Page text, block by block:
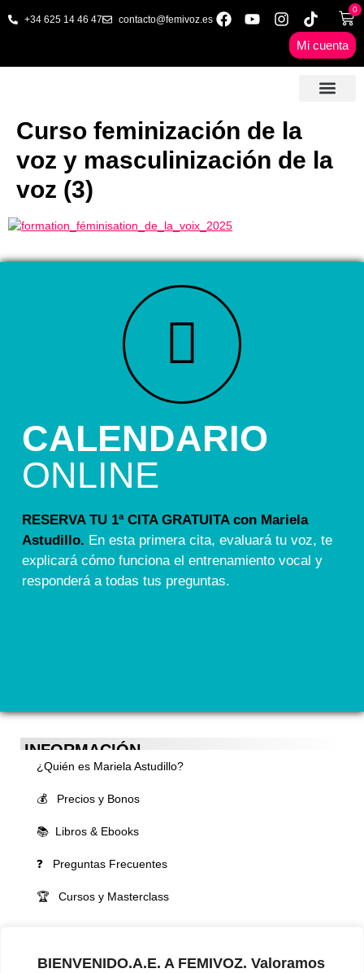
BIENVENIDO.A.E. A FEMIVOZ. Valoramos
+34 625 14 46 47 contacto@femivoz.es
0
Mi cuenta
Curso feminización de la
voz y masculinización de la
voz (3)
CALENDARIO
ONLINE
RESERVA TU 1ª CITA GRATUITA con Mariela
Astudillo. En esta primera cita, evaluará tu voz, te
explicará cómo funciona el entrenamiento vocal y
responderá a todas tus preguntas.
INFORMACIÓN
¿Quién es Mariela Astudillo?
💰 Precios y Bonos
📚 Libros & Ebooks
❓ Preguntas Frecuentes
🏆 Cursos y Masterclass